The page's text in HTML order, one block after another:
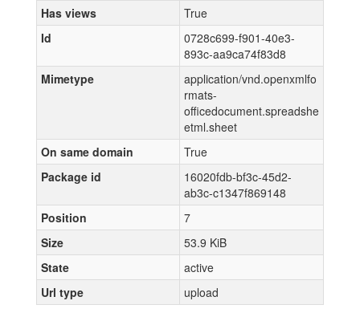
Has views
True
Id
0728c699-f901-40e3-
893c-aa9ca74f83d8
Mimetype
application/vnd.openxmlfo
rmats-
officedocument.spreadshe
etml.sheet
On same domain
True
Package id
16020fdb-bf3c-45d2-
ab3c-c1347f869148
Position
7
Size
53.9 KiB
State
active
Url type
upload